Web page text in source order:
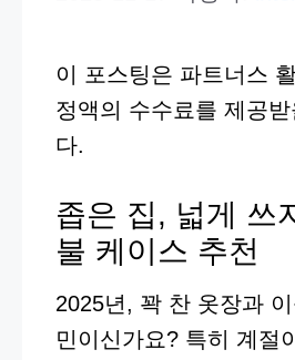
이 포스팅은 파트너스
정액의 수수료를 제공받
다.
좁은 집, 넓게 쓰
불 케이스 추천
2025년, 꽉 찬 옷장과
민이신가요? 특히 계절